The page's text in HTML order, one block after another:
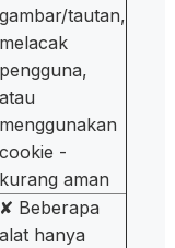
gambar/tautan,
melacak
pengguna,
atau
menggunakan
cookie -
kurang aman
✘ Beberapa
alat hanya